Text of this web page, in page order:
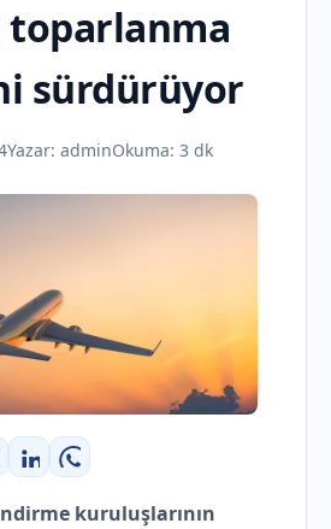
toparlanma
sürdürüyor
Yazar: adminOkuma: 3 dk
LinkedInWhatsApp
kuruluşlarının